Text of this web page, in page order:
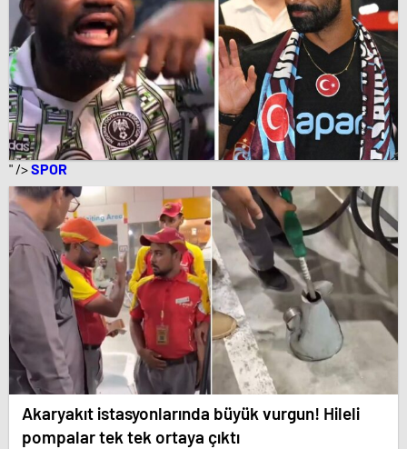
" />SPOR
Akaryakıt istasyonlarında büyük vurgun! Hileli
pompalar tek tek ortaya çıktı